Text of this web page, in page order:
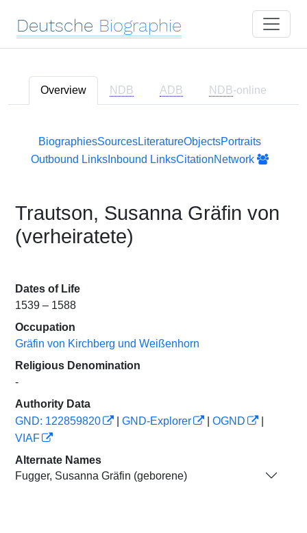
Deutsche Biographie
Overview NDB ADB NDB-online
BiographiesSourcesLiteratureObjectsPortraits
Outbound LinksInbound LinksCitationNetwork
Trautson, Susanna Gräfin von
(verheiratete)
Dates of Life
1539 – 1588
Occupation
Gräfin von Kirchberg und Weißenhorn
Religious Denomination
-
Authority Data
GND: 122859820
GND-Explorer OGND
VIAF
Alternate Names
Fugger, Susanna Gräfin (geborene)